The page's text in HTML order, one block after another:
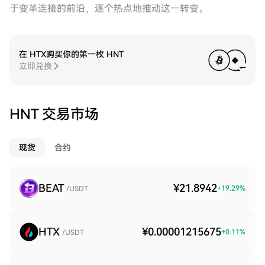
于变革连接的前沿，逐个热点地推动这一转变。
在 HTX购买你的第一枚 HNT
立即兑换
HNT 交易市场
现货 合约
BEAT /USDT ¥21.8942+19.29%
HTX /USDT ¥0.00001215675+0.11%